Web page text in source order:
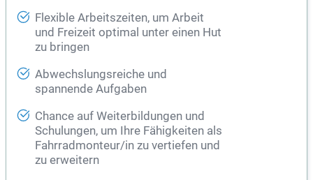
Flexible Arbeitszeiten, um Arbeit
und Freizeit optimal unter einen Hut
zu bringen
Abwechslungsreiche und
spannende Aufgaben
Chance auf Weiterbildungen und
Schulungen, um Ihre Fähigkeiten als
Fahrradmonteur/in zu vertiefen und
zu erweitern